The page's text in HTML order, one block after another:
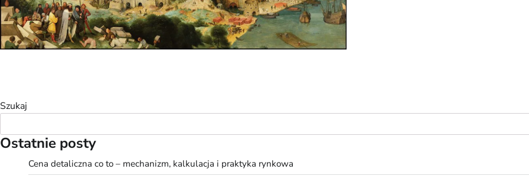
Szukaj
Ostatnie posty
Cena detaliczna co to – mechanizm, kalkulacja i praktyka rynkowa